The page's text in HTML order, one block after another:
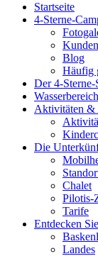
Startseite
4-Sterne-
Blog
Häufig
Der 4-Sterne-
Wasserbereich
Aktivitäten &
Die
Chalet
Pilotis-
Tarife
Entdecken
Landes